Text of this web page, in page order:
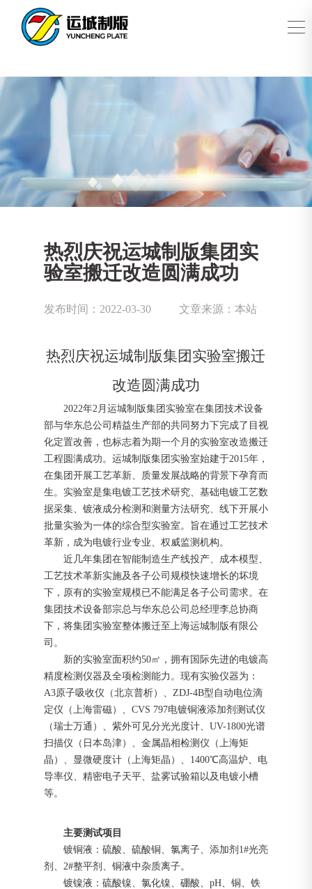
热烈庆祝运城制版集团实
验室搬迁改造圆满成功
发布时间：2022-03-30 文章来源：本站
热烈庆祝运城制版集团实验室搬迁
改造圆满成功
2022年2 月运城制版集团实验室在集团技术设备
部与华东总公司精益生产部的共同努力下完成了目视
化定置改善，也标志着为期一个月的实验室改造搬迁
工程圆满成功。运城制版集团实验室始建于2015年，
在集团开展工艺革新、质量发展战略的背景下孕育而
生。实验室是集电镀工艺技术研究、基础电镀工艺数
据采集、镀液成分检测和测量方法研究、线下开展小
批量实验为一体的综合型实验室。旨在通过工艺技术
革新，成为电镀行业专业、权威监测机构。
近几年集团在智能制造生产线投产、成本模型、
工艺技术革新实施及各子公司规模快速增长的坏境
下，原有的实验室规模已不能满足各子公司需求。在
集团技术设备部宗总与华东总公司总经理李总协商
下，将集团实验室整体搬迁至上海运城制版有限公
司。
新的实验室面积约50㎡，拥有国际先进的电镀高
精度检测仪器及全项检测能力。现有实验仪器为：
A3原子吸收仪（北京普析）、ZDJ-4B型自动电位滴
定仪（上海雷磁）、CVS 797电镀铜液添加剂测试仪
（瑞士万通）、紫外可见分光光度计、UV-1800光谱
扫描仪（日本岛津）、金属晶相检测仪（上海矩
晶）、显微硬度计（上海矩晶）、1400℃高温炉、电
导率仪、精密电子天平、盐雾试验箱以及电镀小槽
等。
主要测试项目
镀铜液：硫酸、硫酸铜、氯离子、添加剂 1#光亮
剂、2#整平剂、铜液中杂质离子。
镀镍液：硫酸镍、氯化镍、硼酸、 pH、铜、铁